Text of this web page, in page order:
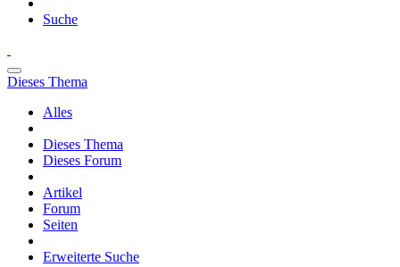
Suche
Dieses Thema
Alles
Dieses Thema
Dieses Forum
Artikel
Forum
Seiten
Erweiterte Suche